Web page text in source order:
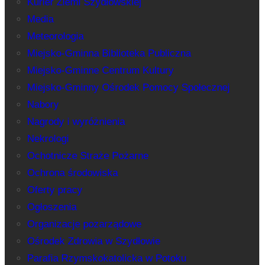
Media
Meteorologia
Miejsko-Gminna Biblioteka Publiczna
Miejsko-Gminne Centrum Kultury
Miejsko-Gminny Ośrodek Pomocy Społecznej
Nabory
Nagrody i wyróżnienia
Nekrologi
Ochotnicze Straże Pożarne
Ochrona środowiska
Oferty pracy
Ogłoszenia
Organizacje pozarządowe
Ośrodek Zdrowia w Szydłowie
Parafia Rzymskokatolicka w Potoku